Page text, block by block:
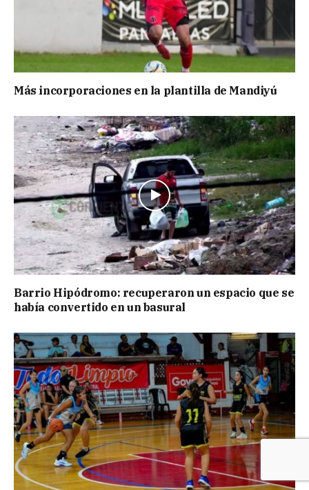
Más incorporaciones en la plantilla de Mandiyú
Barrio Hipódromo: recuperaron un espacio que se
había convertido en un basural